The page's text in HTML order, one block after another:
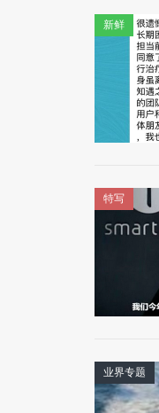
新鲜
特写
业界专题